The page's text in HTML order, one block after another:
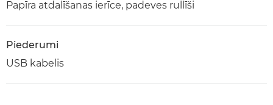
Papīra atdalīšanas ierīce, padeves rullīši
Piederumi
USB kabelis